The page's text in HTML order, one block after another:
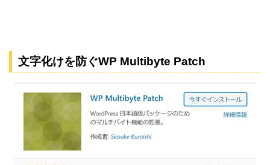
文字化けを防ぐWP Multibyte Patch